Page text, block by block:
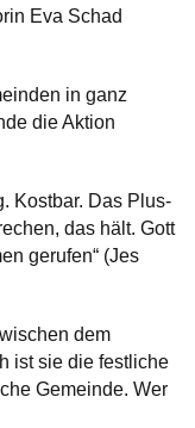
Eva Schad
in ganz
die Aktion
Kostbar. Das Plus-
das hält. Gott
gerufen“ (Jes
dem
ist sie die festliche
Gemeinde. Wer